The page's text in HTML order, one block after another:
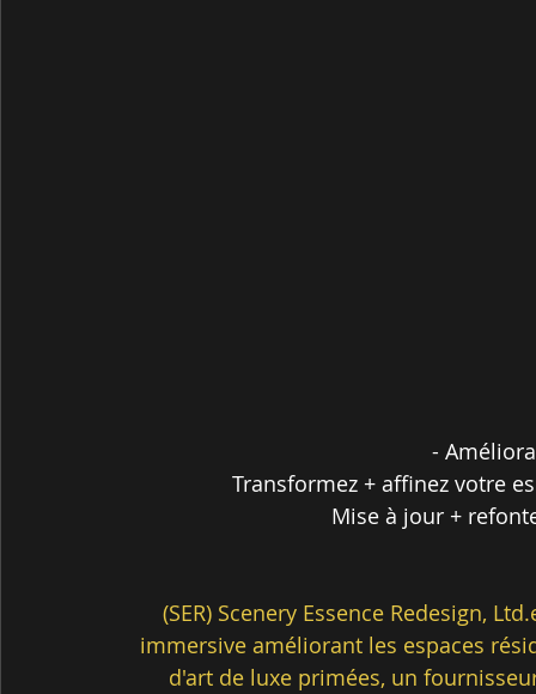
-
Transformez + affinez votre
Mise à jour +
(SER) Scenery Essence Redesign,
immersive améliorant les espaces
d'art de luxe primées, un